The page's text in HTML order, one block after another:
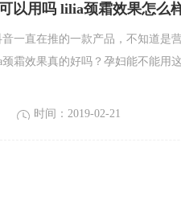
以用吗 lilia颈霜效果怎么
一直在推的一款产品，不知道是
霜效果真的好吗？孕妇能不能用
时间：2019-02-21